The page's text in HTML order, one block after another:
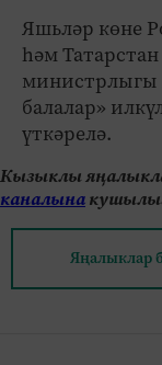
Яшьләр көне
һәм
министрлыгы
балалар»
үткәрелә.
Кызыклы
каналына
Яңалыклар